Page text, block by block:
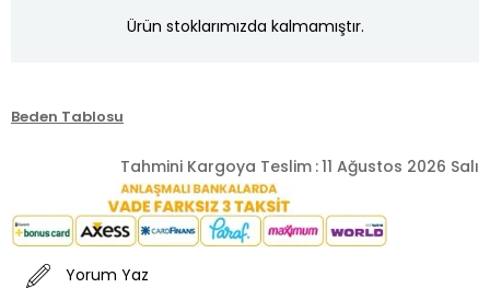
Ürün stoklarımızda kalmamıştır.
Beden Tablosu
Tahmini Kargoya Teslim :11 Ağustos 2026 Salı
Yorum Yaz